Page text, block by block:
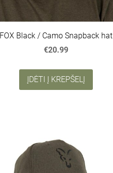
FOX Black / Camo Snapback hat
€20.99
ĮDĖTI Į KREPŠELĮ